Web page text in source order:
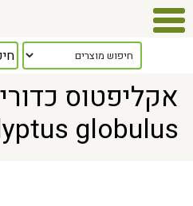
> אקליפטוס כדורי עלים קצוץ Eucalyptus globulus
אקליפטוס
globulus